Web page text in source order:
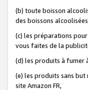
(b) toute boisson
des boissons
(c) les préparations
vous faites de la
(d) les produits à fumer
(e) les produits sans
site Amazon FR,